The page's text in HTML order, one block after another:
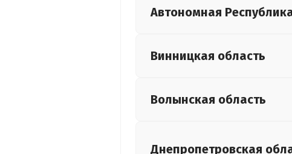
Автономная
Винницкая область
Волынская область
Днепропетровская